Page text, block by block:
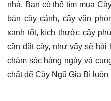
nhà. Bạn có thể tìm mua
bán cây cảnh, cây văn
xanh tốt, kích thước cây
cần đặt cây, như vậy sẽ hài
chăm sóc hàng ngày và
chất để Cây Ngũ Gia Bì luôn